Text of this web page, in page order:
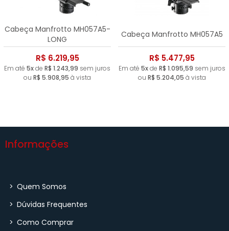
Cabeça Manfrotto MH057A5-
LONG
R$ 6.219,95
Em até 5xde R$ 1.243,99 sem juros
ou R$ 5.908,95 à vista
Cabeça Manfrotto MH057A5
R$ 5.477,95
Em até 5xde R$ 1.095,59 sem juros
ou R$ 5.204,05 à vista
Informações
> Quem Somos
> Dúvidas Frequentes
> Como Comprar